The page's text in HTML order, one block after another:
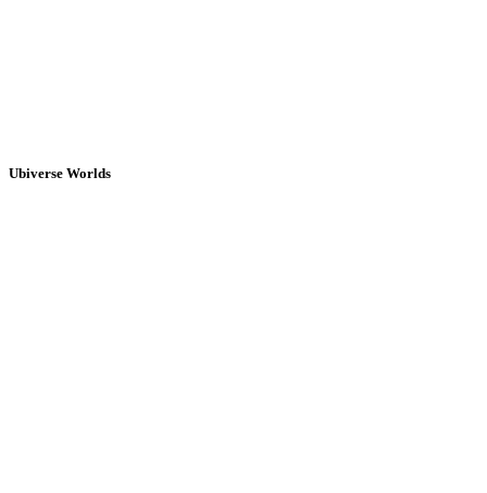
Ubiverse Worlds